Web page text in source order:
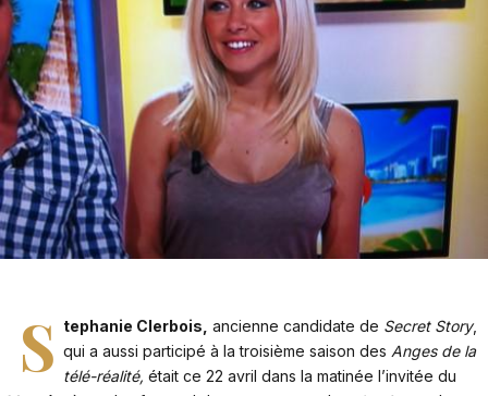
S tephanie Clerbois, ancienne candidate de Secret Story,
qui a aussi participé à la troisième saison des Anges de la
télé-réalité, était ce 22 avril dans la matinée l’invitée du